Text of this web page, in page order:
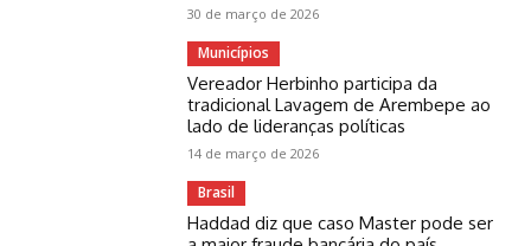
30 de março de 2026
Municípios
Vereador Herbinho participa da
tradicional Lavagem de Arembepe ao
lado de lideranças políticas
14 de março de 2026
Brasil
Haddad diz que caso Master pode ser